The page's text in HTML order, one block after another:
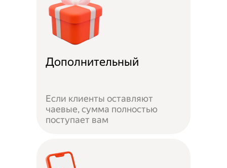
Дополнительный
Если клиенты оставляют
чаевые, сумма полностью
поступает вам